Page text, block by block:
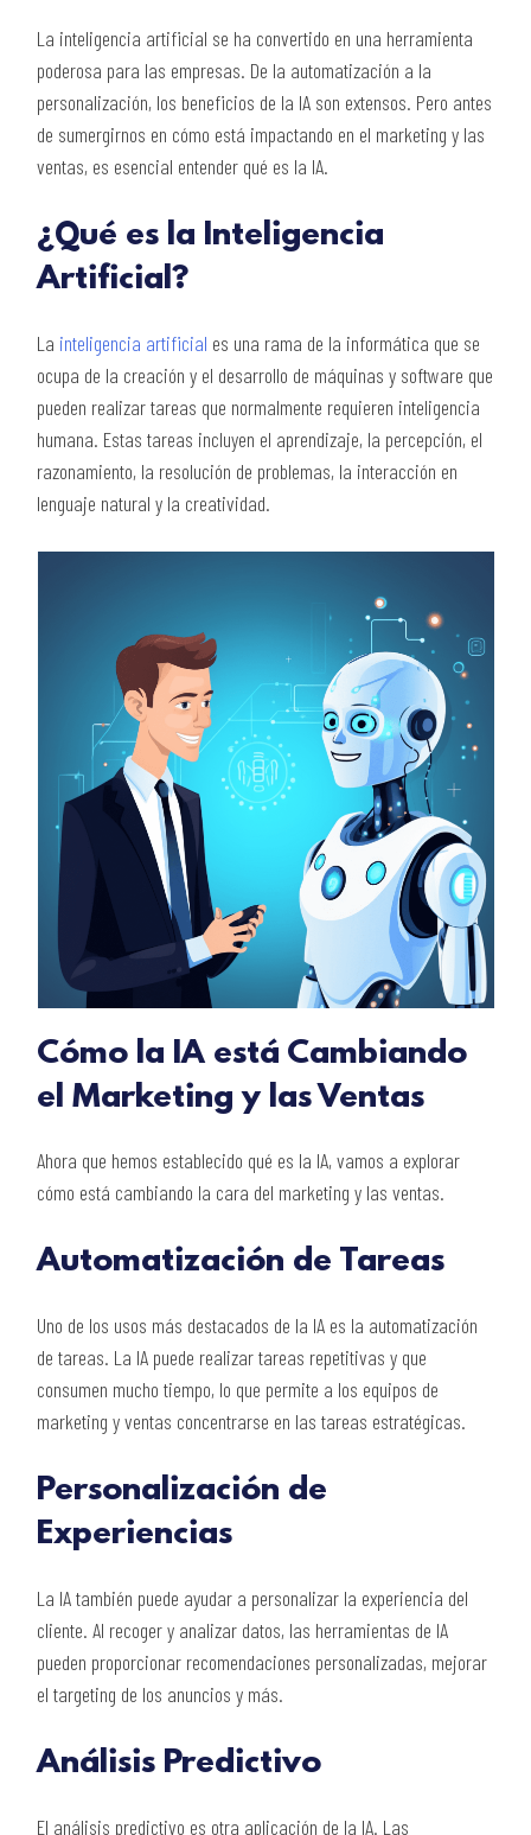
La inteligencia artificial se ha convertido en una herramienta
poderosa para las empresas. De la automatización a la
personalización, los beneficios de la IA son extensos. Pero antes
de sumergirnos en cómo está impactando en el marketing y las
ventas, es esencial entender qué es la IA.
¿Qué es la Inteligencia
Artificial?
La inteligencia artificial es una rama de la informática que se
ocupa de la creación y el desarrollo de máquinas y software que
pueden realizar tareas que normalmente requieren inteligencia
humana. Estas tareas incluyen el aprendizaje, la percepción, el
razonamiento, la resolución de problemas, la interacción en
lenguaje natural y la creatividad.
Cómo la IA está Cambiando
el Marketing y las Ventas
Ahora que hemos establecido qué es la IA, vamos a explorar
cómo está cambiando la cara del marketing y las ventas.
Automatización de Tareas
Uno de los usos más destacados de la IA es la automatización
de tareas. La IA puede realizar tareas repetitivas y que
consumen mucho tiempo, lo que permite a los equipos de
marketing y ventas concentrarse en las tareas estratégicas.
Personalización de
Experiencias
La IA también puede ayudar a personalizar la experiencia del
cliente. Al recoger y analizar datos, las herramientas de IA
pueden proporcionar recomendaciones personalizadas, mejorar
el targeting de los anuncios y más.
Análisis Predictivo
El análisis predictivo es otra aplicación de la IA. Las